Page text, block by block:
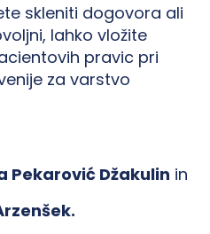
skleniti dogovora ali
lahko vložite
pravic pri
za varstvo
Pekarović Džakulin in